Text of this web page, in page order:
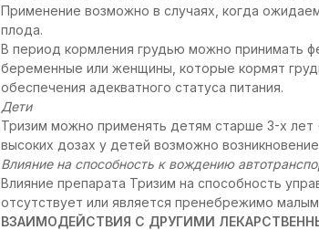
Применение возможно в случаях, когда
плода.
В период кормления грудью можно принимать
беременные или женщины, которые кормят
обеспечения адекватного статуса питания.
Дети
Тризим можно применять детям старше 3-х
высоких дозах у детей возможно
Влияние на способность к вождению
Влияние препарата Тризим на способность
отсутствует или является пренебрежимо
ВЗАИМОДЕЙСТВИЯ С ДРУГИМИ